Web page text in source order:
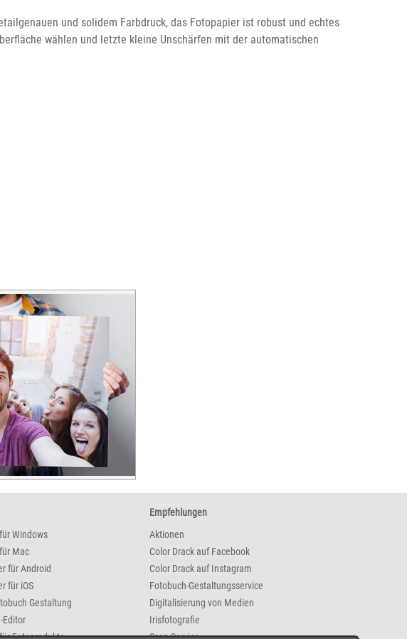
und solidem Farbdruck, das Fotopapier ist robust und echtes
wählen und letzte kleine Unschärfen mit der automatischen
Windows
Mac
für Android
für iOS
Gestaltung
Editor
Empfehlungen
Aktionen
Color Drack auf Facebook
Color Drack auf Instagram
Fotobuch-Gestaltungsservice
Digitalisierung von Medien
Irisfotografie